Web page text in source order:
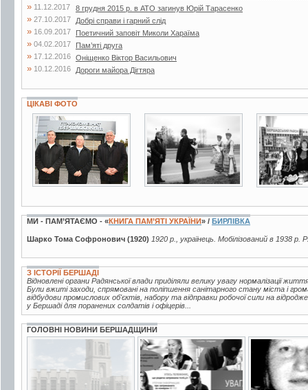
» 11.12.2017 8 грудня 2015 р. в АТО загинув Юрій Тарасенко
» 27.10.2017 Добрі справи і гарний слід
» 16.09.2017 Поетичний заповіт Миколи Хараїма
» 04.02.2017 Пам’яті друга
» 17.12.2016 Оніщенко Віктор Васильович
» 10.12.2016 Дороги майора Дігтяра
ЦІКАВІ ФОТО
3 фото 2 фото
МИ - ПАМ’ЯТАЄМО - «КНИГА ПАМ’ЯТІ УКРАЇНИ» / БИРЛІВКА
Шарко Тома Софронович (1920) 1920 р., українець. Мобілізований в 1938
З ІСТОРІЇ БЕРШАДІ
Відновлені органи Радянської влади приділяли велику увагу нормалізації
Були вжиті заходи, спрямовані на поліпшення санітарного стану міста і
відбудови промислових об'єктів, набору та відправки робочої сили на
у Бершаді для поранених солдатів і офіцерів...
ГОЛОВНІ НОВИНИ БЕРШАДЩИНИ